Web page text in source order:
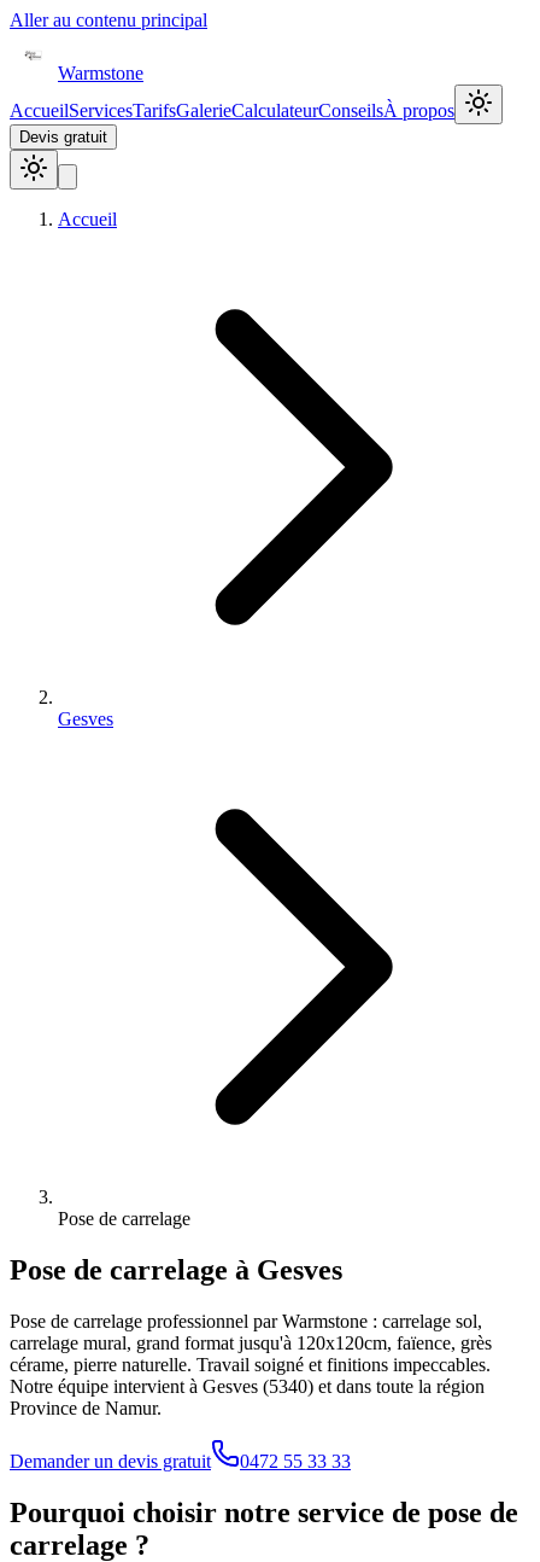
Aller au contenu principal
Warmstone
AccueilServicesTarifsGalerieCalculateurConseilsÀ propos
Devis gratuit
Accueil
Gesves
Pose de carrelage
Pose de carrelage à Gesves
Pose de carrelage professionnel par Warmstone : carrelage sol,
carrelage mural, grand format jusqu'à 120x120cm, faïence, grès
cérame, pierre naturelle. Travail soigné et finitions impeccables.
Notre équipe intervient à Gesves (5340) et dans toute la région
Province de Namur.
Demander un devis gratuit 0472 55 33 33
Pourquoi choisir notre service de pose de
carrelage ?